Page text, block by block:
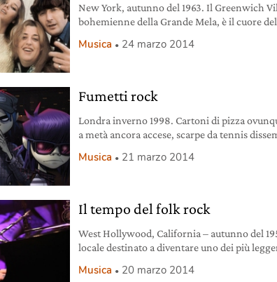
New York, autunno del 1963. Il Greenwich
bohemienne della Grande Mela, è il cuore
artistica, da Joan Baez a Bob Dylan.
Musica 24 marzo 2014
Fumetti rock
Londra inverno 1998. Cartoni di pizza
a metà ancora accese, scarpe da tennis
due ragazzoni inglesi annoiati e sprofondati
Musica 21 marzo 2014
Il tempo del folk rock
West Hollywood, California – autunno del
locale destinato a diventare uno dei più
sveglissimo, che ben presto (nel 1961)
Musica 20 marzo 2014